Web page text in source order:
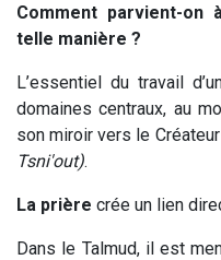
Comment parvient-on
telle manière ?
L’essentiel du travail
domaines centraux, au
son miroir vers le
Tsni'out).
La prière crée un lien
Dans le Talmud, il est